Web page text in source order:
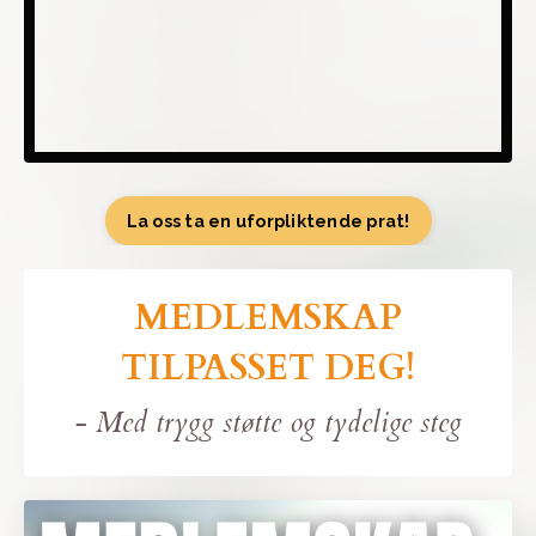
La oss ta en uforpliktende prat!
MEDLEMSKAP
TILPASSET DEG!
- Med trygg støtte og tydelige steg